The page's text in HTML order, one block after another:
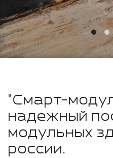
"Смарт-
надежный
модульных
россии.